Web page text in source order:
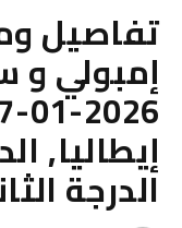
تفاصيل
إمبولي و
إيطاليا,
الدرجة